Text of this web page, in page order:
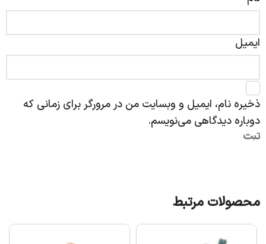
ایمیل
ذخیره نام، ایمیل و وبسایت من در مرورگر برای زمانی که
دوباره دیدگاهی می‌نویسم.
محصولات مرتبط